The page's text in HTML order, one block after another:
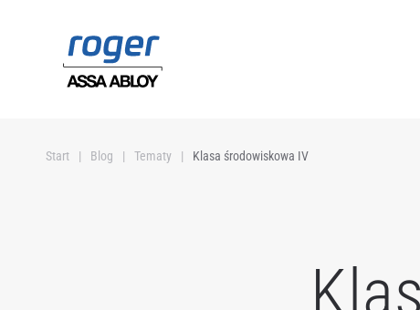
Przejdź do głównej treści
Start Blog Tematy Klasa środowiskowa IV